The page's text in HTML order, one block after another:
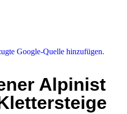
Google-Quelle hinzufügen.
Alpinist